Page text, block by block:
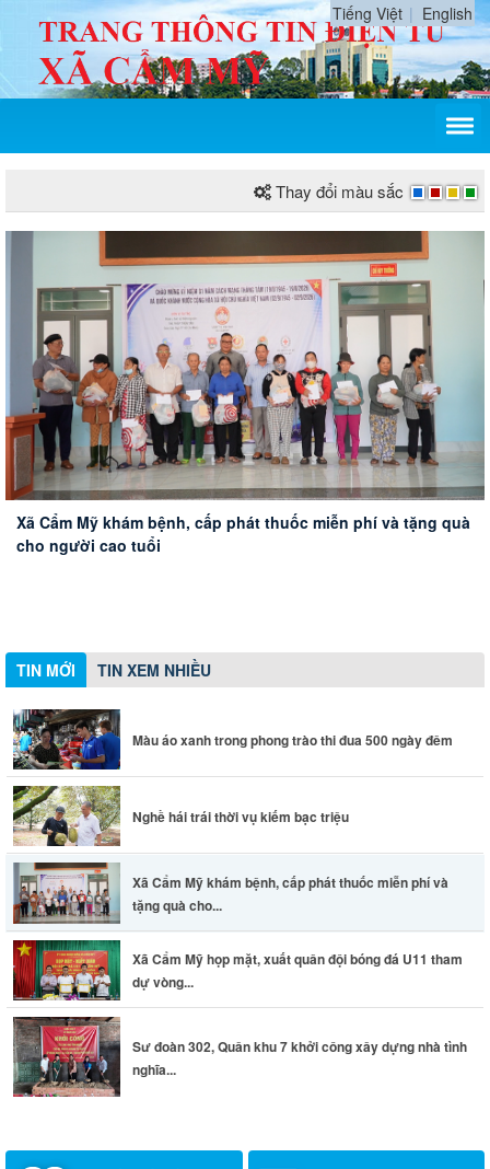
Tiếng Việt English
Thay đổi màu sắc
TIN MỚI TIN XEM NHIỀU
Màu áo xanh trong phong trào thi đua 500 ngày đêm
Nghề hái trái thời vụ kiếm bạc triệu
Xã Cẩm Mỹ khám bệnh, cấp phát thuốc miễn phí và tặng quà
cho người cao tuổi
Xã Cẩm Mỹ họp mặt, xuất quân đội bóng đá U11 tham dự
vòng chung kết Giải bóng đá Nhi đồng Cúp Báo và Phát
Màu áo xanh trong phong trào thi đua 500 ngày đêm
Nghề hái trái thời vụ kiếm bạc triệu
Xã Cẩm Mỹ khám bệnh, cấp phát thuốc miễn phí và
tặng quà cho...
Xã Cẩm Mỹ họp mặt, xuất quân đội bóng đá U11 tham
dự vòng...
Sư đoàn 302, Quân khu 7 khởi công xây dựng nhà tình
nghĩa...